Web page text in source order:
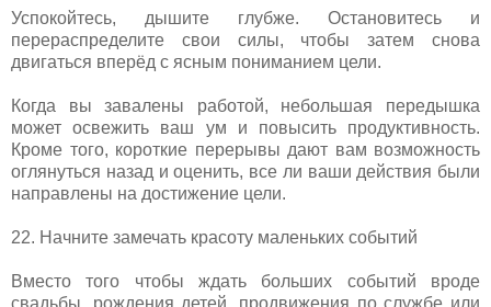
Успокойтесь, дышите глубже. Остановитесь и
перераспределите свои силы, чтобы затем снова
двигаться вперёд с ясным пониманием цели.
Когда вы завалены работой, небольшая передышка
может освежить ваш ум и повысить продуктивность.
Кроме того, короткие перерывы дают вам возможность
оглянуться назад и оценить, все ли ваши действия были
направлены на достижение цели.
22. Начните замечать красоту маленьких событий
Вместо того чтобы ждать больших событий вроде
свадьбы, рождения детей, продвижения по службе или